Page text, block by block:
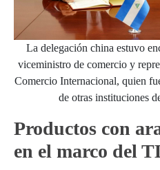
La delegación china estuvo
viceministro de comercio y
Comercio Internacional, quien
de otras instituciones
Productos con
en el marco del